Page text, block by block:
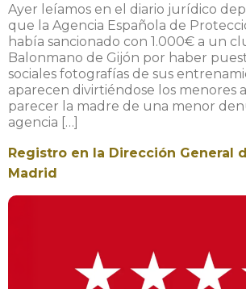
Ayer leíamos en el diario jurídico
que la Agencia Española de
había sancionado con 1.000€ a un
Balonmano de Gijón por haber
sociales fotografías de sus
aparecen divirtiéndose los menores
parecer la madre de una menor
agencia […]
Registro en la Dirección General
Madrid